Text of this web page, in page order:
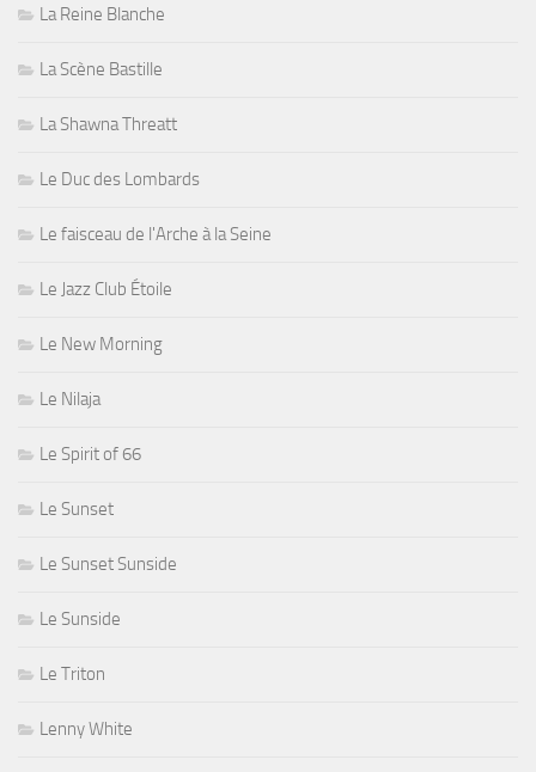
La Reine Blanche
La Scène Bastille
La Shawna Threatt
Le Duc des Lombards
Le faisceau de l'Arche à la Seine
Le Jazz Club Étoile
Le New Morning
Le Nilaja
Le Spirit of 66
Le Sunset
Le Sunset Sunside
Le Sunside
Le Triton
Lenny White